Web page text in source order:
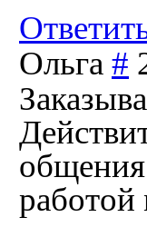
Ольга #
работой